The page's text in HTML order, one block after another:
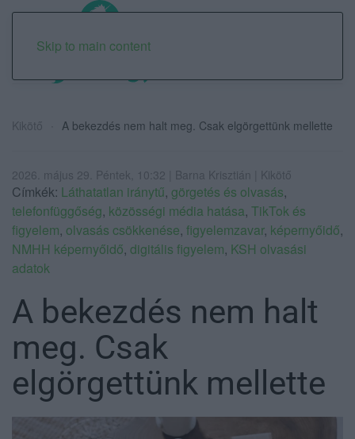
Skip to main content
Kikötő A bekezdés nem halt meg. Csak elgörgettünk mellette
2026. május 29. Péntek, 10:32 | Barna Krisztián | Kikötő
Címkék: Láthatatlan iránytű, görgetés és olvasás,
telefonfüggőség, közösségi média hatása, TikTok és
figyelem, olvasás csökkenése, figyelemzavar, képernyőidő,
NMHH képernyőidő, digitális figyelem, KSH olvasási
adatok
A bekezdés nem halt
meg. Csak
elgörgettünk mellette